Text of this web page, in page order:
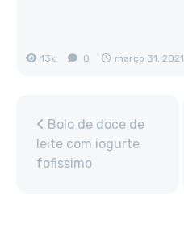
13k 0 março 31, 2021
Bolo de doce de
leite com iogurte
fofissimo